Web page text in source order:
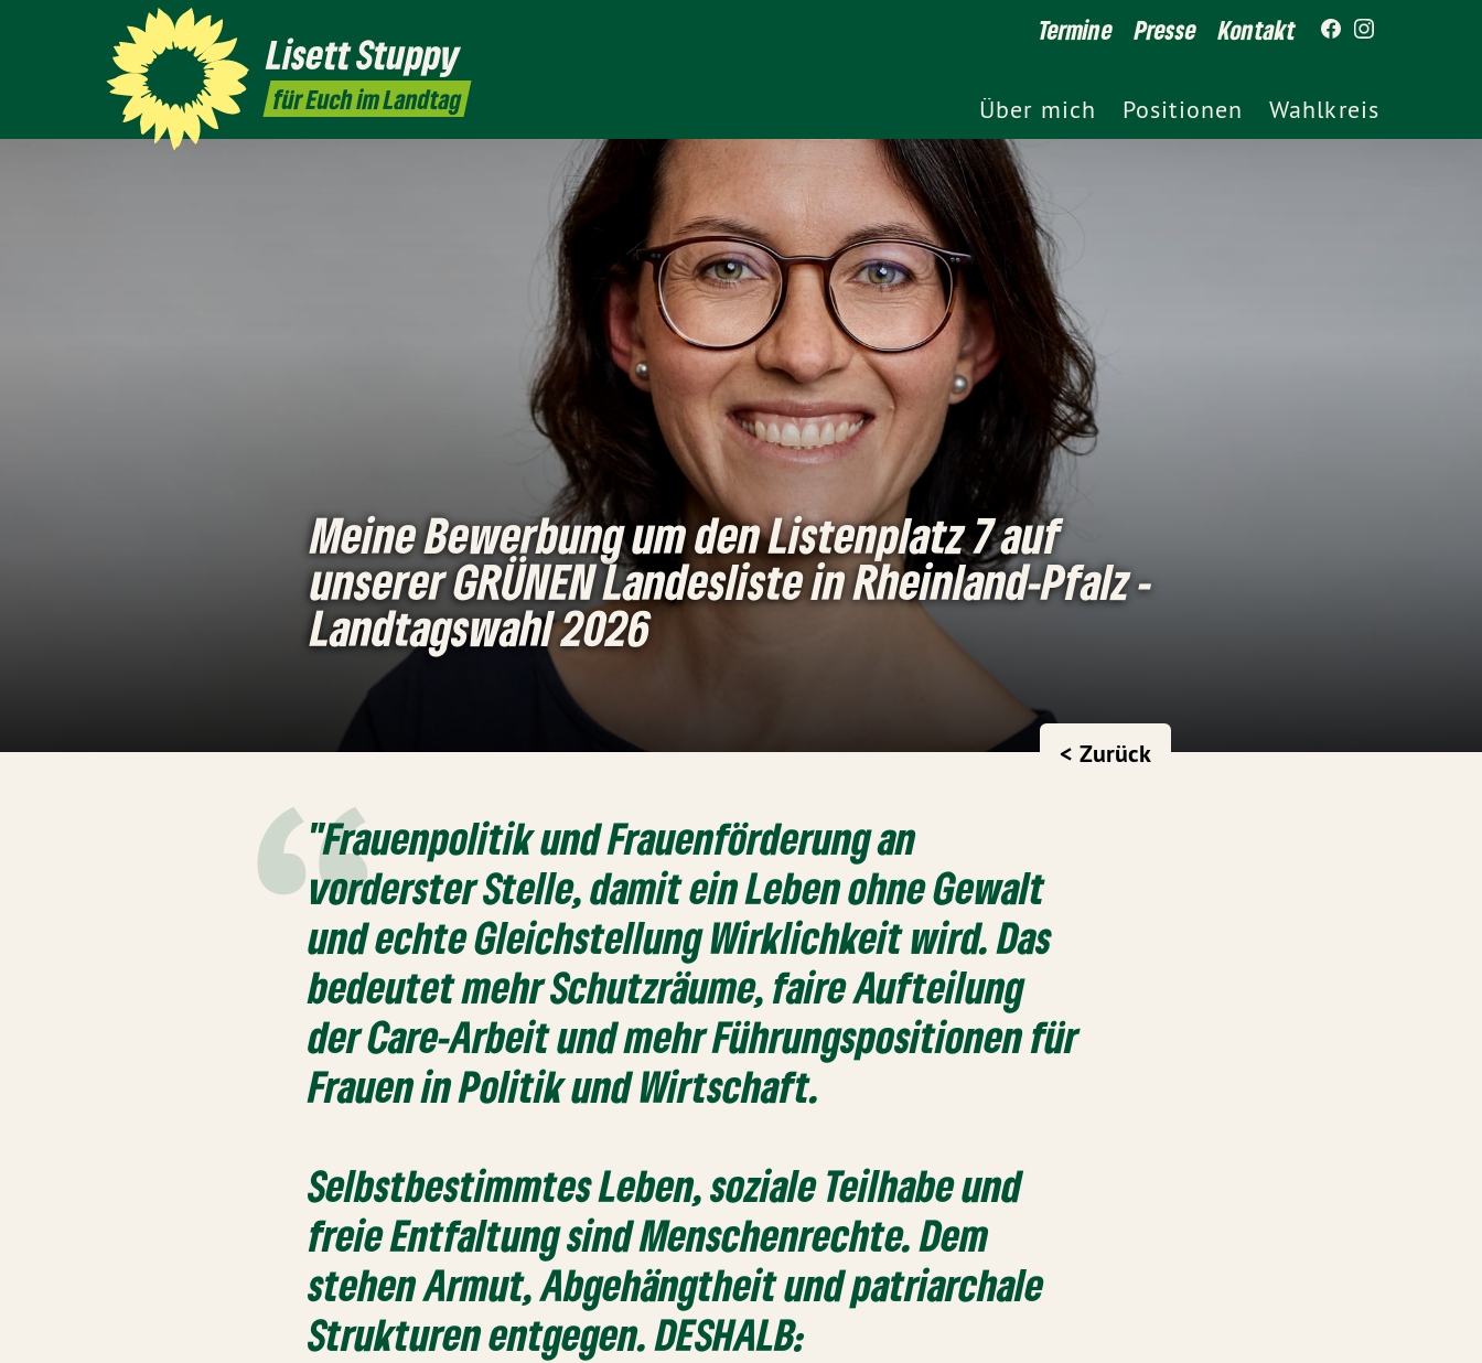
LisettStuppy
für Euch im Landtag
Termine Presse Kontakt
Über mich Positionen Wahlkreis
Meine Bewerbung um den Listenplatz 7 auf
unserer GRÜNEN Landesliste in Rheinland-Pfalz -
Landtagswahl 2026
< Zurück
"Frauenpolitik und Frauenförderung an
vorderster Stelle, damit ein Leben ohne Gewalt
und echte Gleichstellung Wirklichkeit wird. Das
bedeutet mehr Schutzräume, faire Aufteilung
der Care-Arbeit und mehr Führungspositionen für
Frauen in Politik und Wirtschaft.
Selbstbestimmtes Leben, soziale Teilhabe und
freie Entfaltung sind Menschenrechte. Dem
stehen Armut, Abgehängtheit und patriarchale
Strukturen entgegen. DESHALB: